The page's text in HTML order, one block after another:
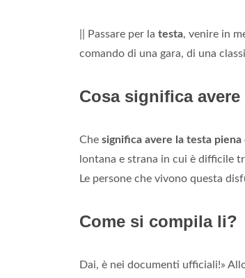
|| Passare per la testa, venire in
comando di una gara, di una
Cosa significa
Che significa avere la testa piena
lontana e strana in cui è difficile
Le persone che vivono questa
Come si compila li?
Dai, è nei documenti ufficiali!»